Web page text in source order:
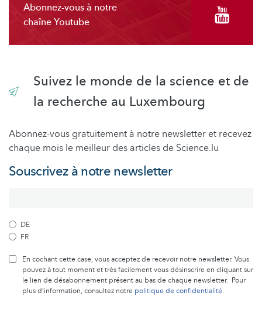
Abonnez-vous à notre
chaîne Youtube
Suivez le monde de la science et de
la recherche au Luxembourg
Abonnez-vous gratuitement à notre newsletter et recevez
chaque mois le meilleur des articles de Science.lu
Souscrivez à notre newsletter
DE
FR
En cochant cette case, vous acceptez de recevoir notre newsletter. Vous
pouvez à tout moment et très facilement vous désinscrire en cliquant sur
le lien de désabonnement présent au bas de chaque newsletter. Pour
plus d’information, consultez notre politique de confidentialité.